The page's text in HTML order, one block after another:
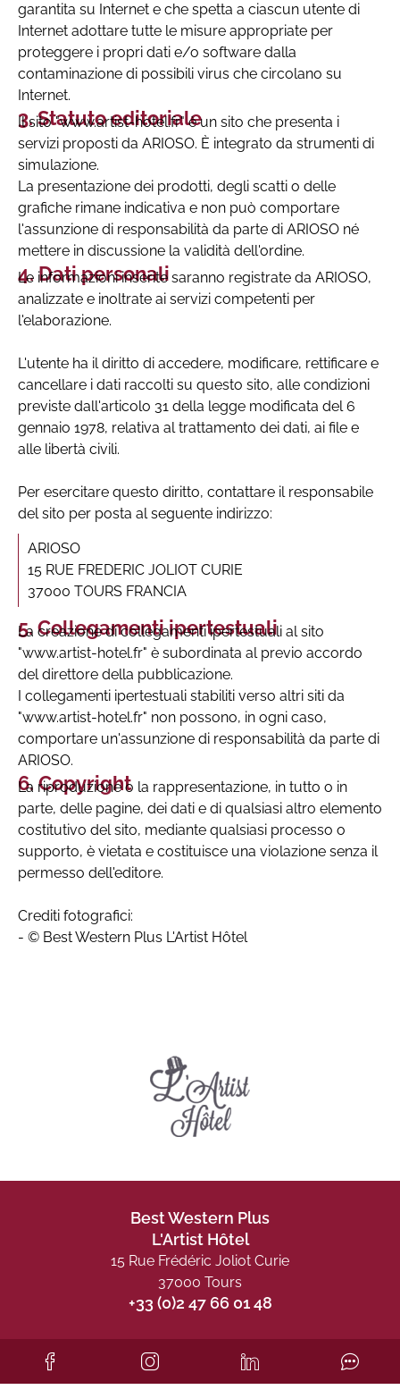
garantita su Internet e che spetta a ciascun utente di
Internet adottare tutte le misure appropriate per
proteggere i propri dati e/o software dalla
contaminazione di possibili virus che circolano su
Internet.
Statuto editoriale
Il sito "www.artist-hotel.fr" è un sito che presenta i
servizi proposti da ARIOSO. È integrato da strumenti di
simulazione.
La presentazione dei prodotti, degli scatti o delle
grafiche rimane indicativa e non può comportare
l'assunzione di responsabilità da parte di ARIOSO né
mettere in discussione la validità dell'ordine.
Dati personali
Le informazioni inserite saranno registrate da ARIOSO,
analizzate e inoltrate ai servizi competenti per
l'elaborazione.
L'utente ha il diritto di accedere, modificare, rettificare e
cancellare i dati raccolti su questo sito, alle condizioni
previste dall'articolo 31 della legge modificata del 6
gennaio 1978, relativa al trattamento dei dati, ai file e
alle libertà civili.
Per esercitare questo diritto, contattare il responsabile
del sito per posta al seguente indirizzo:
ARIOSO
15 RUE FREDERIC JOLIOT CURIE
37000 TOURS FRANCIA
Collegamenti ipertestuali
La creazione di collegamenti ipertestuali al sito
"www.artist-hotel.fr" è subordinata al previo accordo
del direttore della pubblicazione.
I collegamenti ipertestuali stabiliti verso altri siti da
"www.artist-hotel.fr" non possono, in ogni caso,
comportare un'assunzione di responsabilità da parte di
ARIOSO.
Copyright
La riproduzione o la rappresentazione, in tutto o in
parte, delle pagine, dei dati e di qualsiasi altro elemento
costitutivo del sito, mediante qualsiasi processo o
supporto, è vietata e costituisce una violazione senza il
permesso dell'editore.
Crediti fotografici:
- © Best Western Plus L'Artist Hôtel
Best Western Plus
L'Artist Hôtel
15 Rue Frédéric Joliot Curie
37000 Tours
+33 (0)2 47 66 01 48